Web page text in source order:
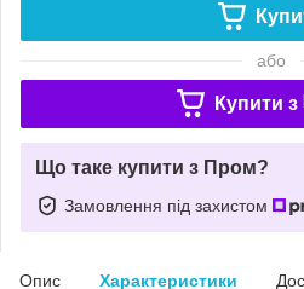
або
Купити з
Що таке купити з Пром?
Замовлення під захистом
Опис Характеристики